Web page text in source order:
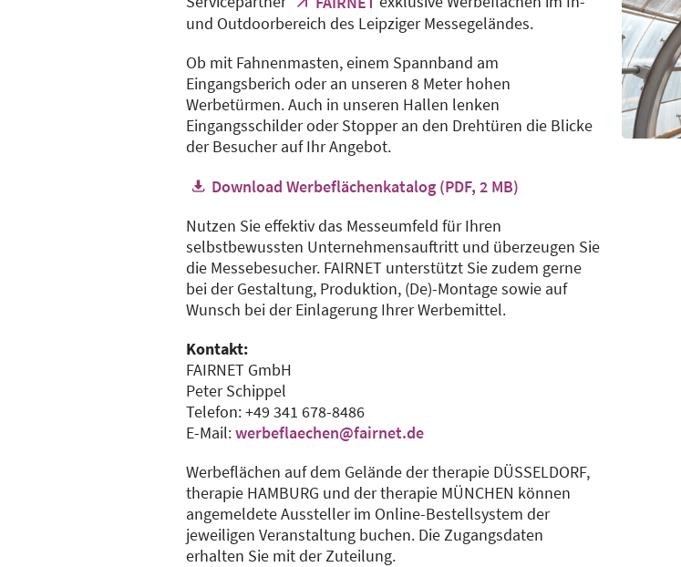
Bitte wenden Sie sich per E-Mail an:
Tirza Berger
Pressesprecherin
und Outdoorbereich des Leipziger Messegeländes.
Ob mit Fahnenmasten, einem Spannband am
Eingangsberich oder an unseren 8 Meter hohen
Werbetürmen. Auch in unseren Hallen lenken
Eingangsschilder oder Stopper an den Drehtüren die Blicke
der Besucher auf Ihr Angebot.
Download Werbeflächenkatalog (PDF, 2 MB)
Nutzen Sie effektiv das Messeumfeld für Ihren
selbstbewussten Unternehmensauftritt und überzeugen Sie
die Messebesucher. FAIRNET unterstützt Sie zudem gerne
bei der Gestaltung, Produktion, (De)-Montage sowie auf
Wunsch bei der Einlagerung Ihrer Werbemittel.
Kontakt:
FAIRNET GmbH
Peter Schippel
Telefon: +49 341 678-8486
E-Mail:werbeflaechen@fairnet.de
Werbeflächen auf dem Gelände der therapie DÜSSELDORF,
therapie HAMBURG und der therapie MÜNCHEN können
angemeldete Aussteller im Online-Bestellsystem der
jeweiligen Veranstaltung buchen. Die Zugangsdaten
erhalten Sie mit der Zuteilung.